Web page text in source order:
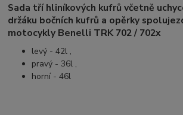
Sada tří hliníkových kufrů včetně
držáku bočních kufrů a opěrky
motocykly Benelli TRK 702 / 702x
levý - 42l ,
pravý - 36l ,
horní - 46l